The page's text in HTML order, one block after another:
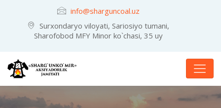
info@sharguncoal.uz
Surxondaryo viloyati, Sariosiyo tumani,
Sharofobod MFY Minor ko`chasi, 35 uy